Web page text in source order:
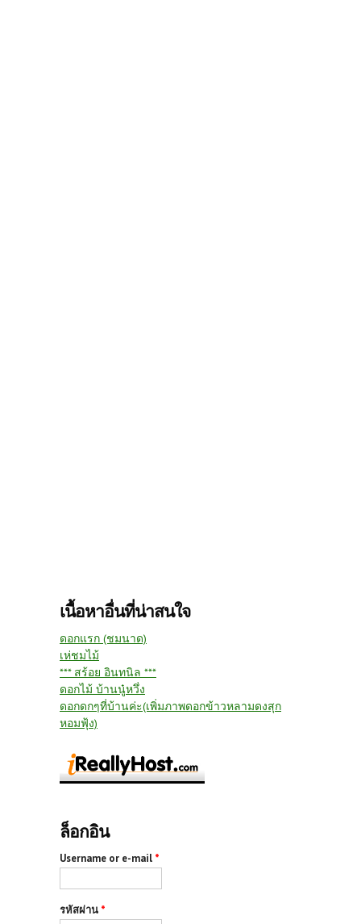
เนื้อหาอื่นที่น่าสนใจ
ดอกแรก (ชมนาด)
เห่ชมไม้
*** สร้อย อินทนิล ***
ดอกไม้ บ้านนู๋หวึ่ง
ดอกดกๆที่บ้านค่ะ(เพิ่มภาพดอกข้าวหลามดงสุก
หอมฟุ้ง)
ล็อกอิน
Username or e-mail *
รหัสผ่าน *